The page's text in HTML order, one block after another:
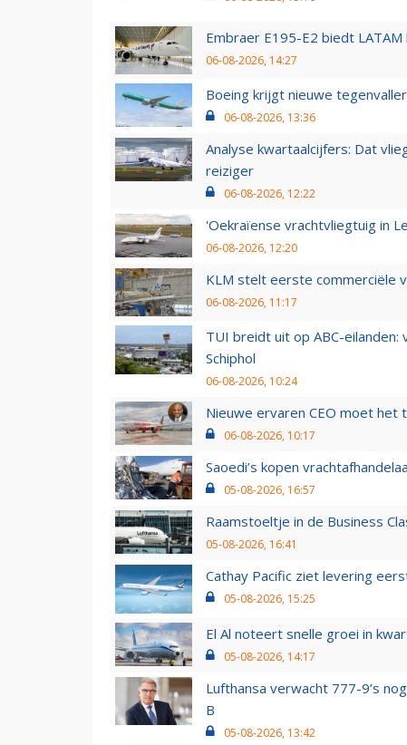
Embraer E195-E2 biedt
06-08-2026, 14:27
Boeing krijgt nieuwe
06-08-2026, 13:36
Analyse kwartaalcijfers: Dat
reiziger
06-08-2026, 12:22
'Oekraïense vrachtvliegtuig in
06-08-2026, 12:20
KLM stelt eerste commerciële
06-08-2026, 11:17
TUI breidt uit op ABC-
Schiphol
06-08-2026, 10:24
Nieuwe ervaren CEO moet het
06-08-2026, 10:17
Saoedi’s kopen
05-08-2026, 16:57
Raamstoeltje in de Business
05-08-2026, 16:41
Cathay Pacific ziet levering
05-08-2026, 15:25
El Al noteert snelle groei in
05-08-2026, 14:17
Lufthansa verwacht 777-9’s
B
05-08-2026, 13:42